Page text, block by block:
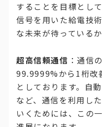
することを目標とし
信号を用いた給電技
な未来が待っている
超高信頼通信 ：通信
99.9999%から1桁改
としております。自
など、通信を利用し
いくためには、この